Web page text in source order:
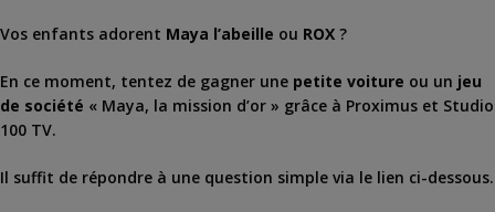
Vos enfants adorent Maya l’abeille ou ROX ?
En ce moment, tentez de gagner une petite voiture ou un jeu
de société « Maya, la mission d’or » grâce à Proximus et Studio
100 TV.
Il suffit de répondre à une question simple via le lien ci-dessous.